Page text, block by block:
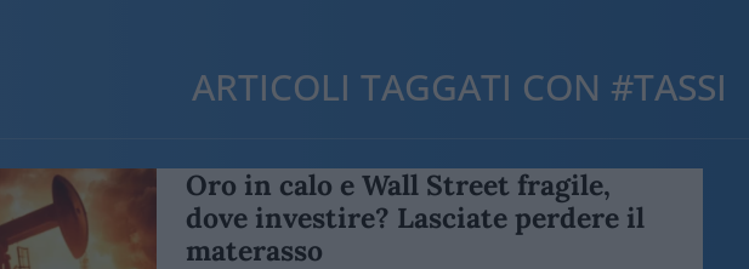
ARTICOLI TAGGATI CON #TASSI
Oro in calo e Wall Street fragile,
dove investire? Lasciate perdere il
materasso